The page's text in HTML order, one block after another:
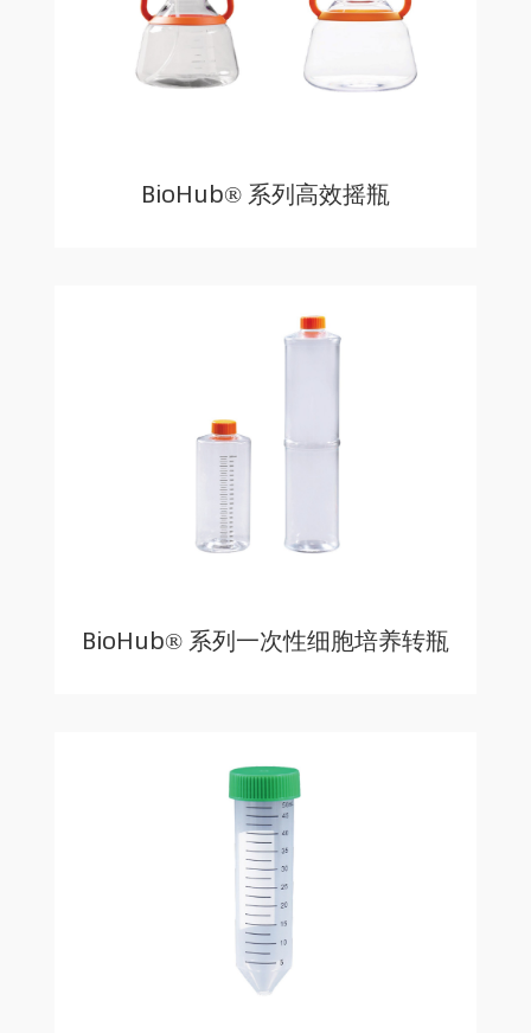
BioHub® 系列高效摇瓶
BioHub® 系列一次性细胞培养转瓶